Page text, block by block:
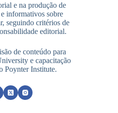
e na produção de
informativos sobre
seguindo critérios de
editorial.
de conteúdo para
e capacitação
Poynter Institute.